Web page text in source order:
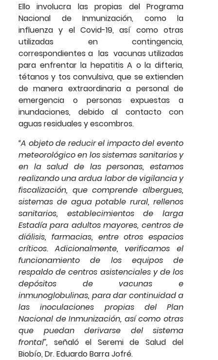
Ello involucra las propias del Programa
Nacional de Inmunización, como la
influenza y el Covid-19, así como otras
utilizadas en contingencia,
correspondientes a las vacunas utilizadas
para enfrentar la hepatitis A o la difteria,
tétanos y tos convulsiva, que se extienden
de manera extraordinaria a personal de
emergencia o personas expuestas a
inundaciones, debido al contacto con
aguas residuales y escombros.
“A objeto de reducir el impacto del evento
meteorológico en los sistemas sanitarios y
en la salud de las personas, estamos
realizando una ardua labor de vigilancia y
fiscalización, que comprende albergues,
sistemas de agua potable rural, rellenos
sanitarios, establecimientos de larga
Estadía para adultos mayores, centros de
diálisis, farmacias, entre otros espacios
críticos. Adicionalmente, verificamos el
funcionamiento de los equipos de
respaldo de centros asistenciales y de los
depósitos de vacunas e
inmunoglobulinas, para dar continuidad a
las inoculaciones propias del Plan
Nacional de Inmunización, así como otras
que puedan derivarse del sistema
frontal”, señaló el Seremi de Salud del
Biobío, Dr. Eduardo Barra Jofré.